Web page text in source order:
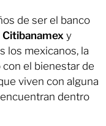
de ser el banco
Citibanamex y
los mexicanos, la
el bienestar de
viven con alguna
dentro